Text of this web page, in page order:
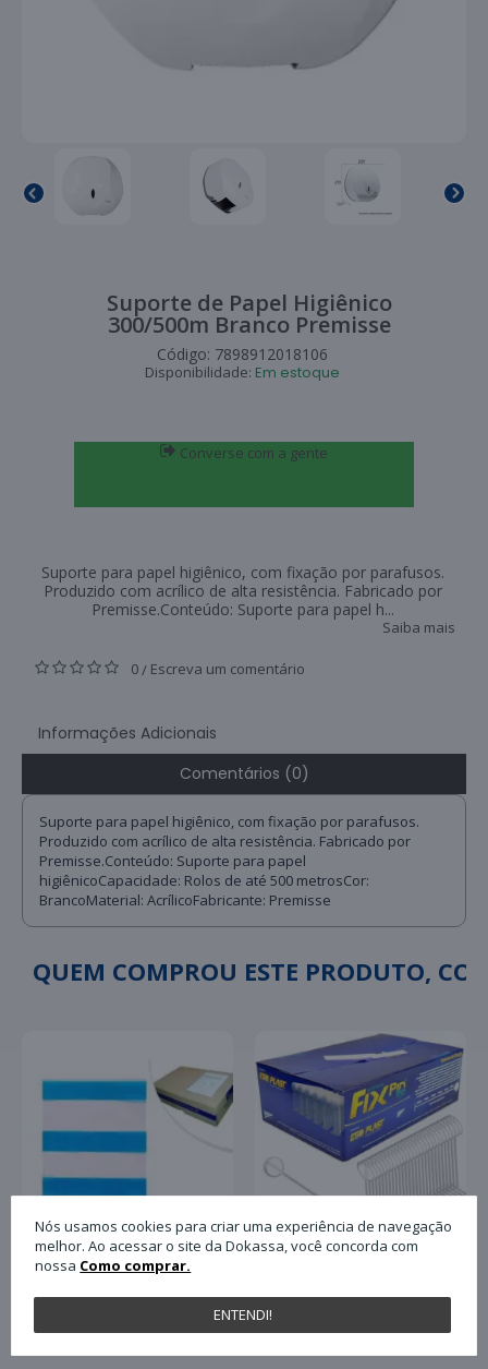
Suporte de Papel Higiênico
300/500m Branco Premisse
Código: 7898912018106
Disponibilidade: Em estoque
Converse com a gente
Suporte para papel higiênico, com fixação por parafusos.
Produzido com acrílico de alta resistência. Fabricado por
Premisse.Conteúdo: Suporte para papel h...
Saiba mais
0 / Escreva um comentário
Informações Adicionais
Comentários (0)
Suporte para papel higiênico, com fixação por parafusos.
Produzido com acrílico de alta resistência. Fabricado por
Premisse.Conteúdo: Suporte para papel
higiênicoCapacidade: Rolos de até 500 metrosCor:
BrancoMaterial: AcrílicoFabricante: Premisse
QUEM COMPROU ESTE PRODUTO,
Envelope Plastico para
13x17 Un
Pin Antifurto 40mm
Paulimaq
Nós usamos cookies para criar uma experiência de navegação
melhor. Ao acessar o site da Dokassa, você concorda com
nossa Como comprar.
ENTENDI!